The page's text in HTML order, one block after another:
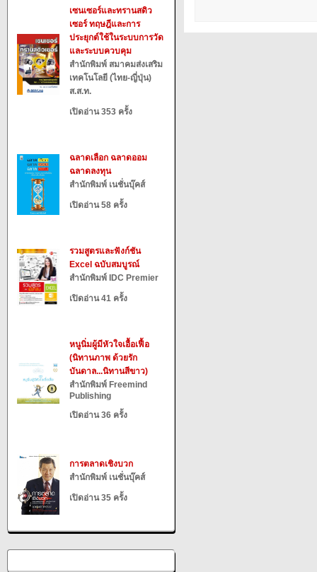
เซนเซอร์และทรานสดิว
เซอร์ ทฤษฎีและการ
ประยุกต์ใช้ในระบบการวัด
และระบบควบคุม
สำนักพิมพ์ สมาคมส่งเสริม
เทคโนโลยี (ไทย-ญี่ปุ่น)
ส.ส.ท.
เปิดอ่าน 353 ครั้ง
ฉลาดเลือก ฉลาดออม
ฉลาดลงทุน
สำนักพิมพ์ เนชั่นบุ๊คส์
เปิดอ่าน 58 ครั้ง
รวมสูตรและฟังก์ชัน
Excel ฉบับสมบูรณ์
สำนักพิมพ์ IDC Premier
เปิดอ่าน 41 ครั้ง
หนูนิ่มผู้มีหัวใจเอื้อเฟื้อ
(นิทานภาพ ด้วยรัก
บันดาล...นิทานสีขาว)
สำนักพิมพ์ Freemind
Publishing
เปิดอ่าน 36 ครั้ง
การตลาดเชิงบวก
สำนักพิมพ์ เนชั่นบุ๊คส์
เปิดอ่าน 35 ครั้ง